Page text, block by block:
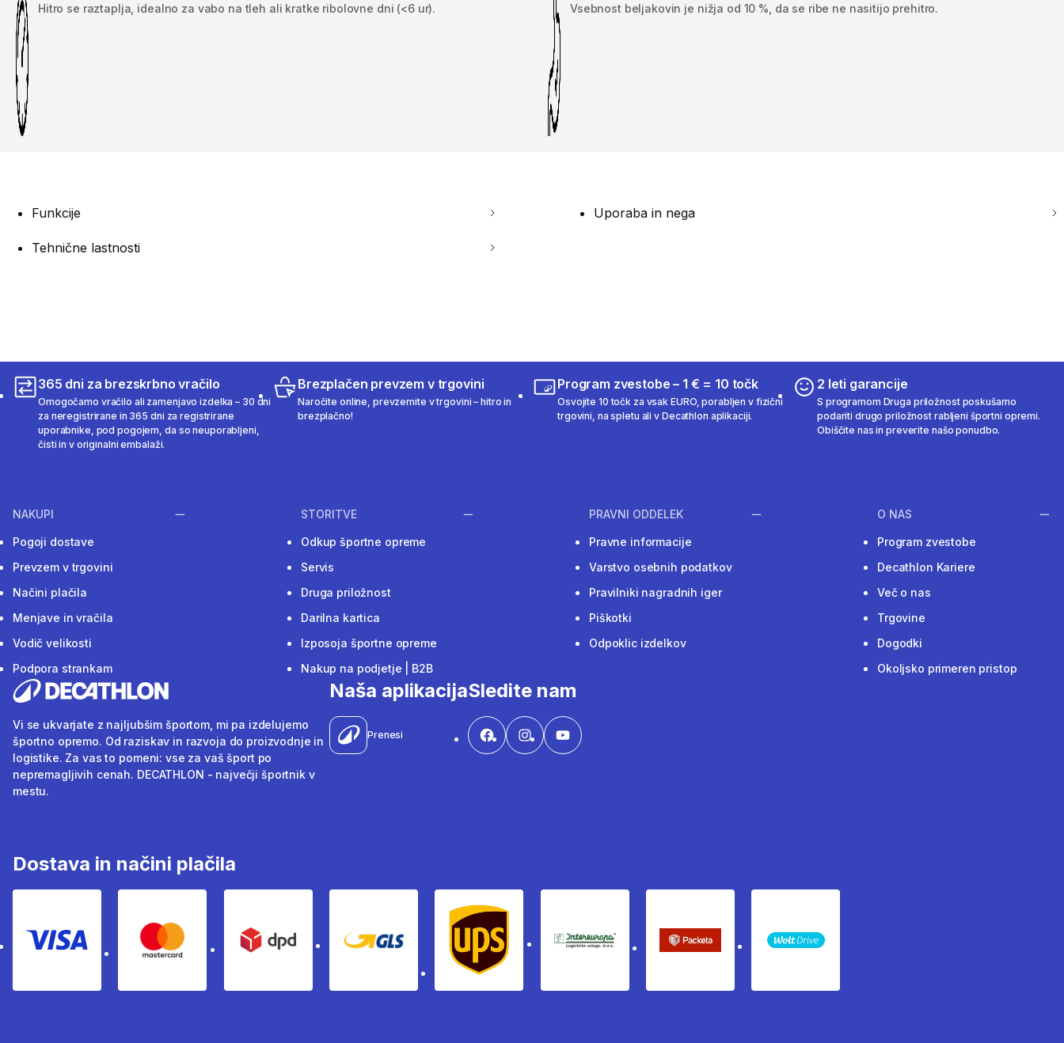
Hitro se raztaplja, idealno za vabo na tleh ali kratke ribolovne dni (<6 ur). Vsebnost beljakovin je nižja od 10 %, da se ribe ne nasitijo prehitro.
Funkcije Uporaba in nega
Tehnične lastnosti
365 dni za brezskrbno vračilo
Omogočamo vračilo ali zamenjavo izdelka – 30 dni
za neregistrirane in 365 dni za registrirane
uporabnike, pod pogojem, da so neuporabljeni,
čisti in v originalni embalaži.
Brezplačen prevzem v trgovini
Naročite online, prevzemite v trgovini – hitro in
brezplačno!
Program zvestobe – 1 € = 10 točk
Osvojite 10 točk za vsak EURO, porabljen v fizični
trgovini, na spletu ali v Decathlon aplikaciji.
2 leti garancije
S programom Druga priložnost poskušamo
podariti drugo priložnost rabljeni športni opremi.
Obiščite nas in preverite našo ponudbo.
NAKUPI
Pogoji dostave
Prevzem v trgovini
Načini plačila
Menjave in vračila
Vodič velikosti
Podpora strankam
STORITVE
Odkup športne opreme
Servis
Druga priložnost
Darilna kartica
Izposoja športne opreme
Nakup na podjetje | B2B
PRAVNI ODDELEK
Pravne informacije
Varstvo osebnih podatkov
Pravilniki nagradnih iger
Piškotki
Odpoklic izdelkov
O NAS
Program zvestobe
Decathlon Kariere
Več o nas
Trgovine
Dogodki
Okoljsko primeren pristop
Vi se ukvarjate z najljubšim športom, mi pa izdelujemo
športno opremo. Od raziskav in razvoja do proizvodnje in
logistike. Za vas to pomeni: vse za vaš šport po
nepremagljivih cenah. DECATHLON - največji športnik v
mestu.
Naša aplikacija
Prenesi
Sledite nam
Dostava in načini plačila
Visa Mastercard Dpd Gls Ups Intereuropa Packeta Sledenje pošiljki
WOLT